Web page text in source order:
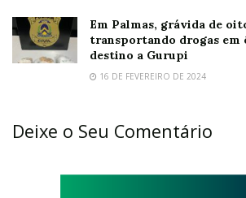
Em Palmas, grávida de
transportando drogas em
destino a Gurupi
16 DE FEVEREIRO DE 2024
Deixe o Seu Comentário